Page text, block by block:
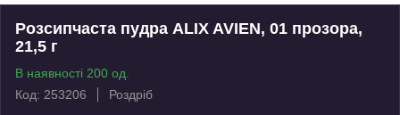
Розсипчаста пудра ALIX AVIEN, 01 прозора,
21,5 г
В наявності 200 од.
Код: 253206
Роздріб